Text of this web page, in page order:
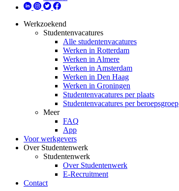
Werkzoekend
Studentenvacatures
Alle studentenvacatures
Werken in Rotterdam
Werken in Almere
Werken in Amsterdam
Werken in Den Haag
Werken in Groningen
Studentenvacatures per plaats
Studentenvacatures per beroepsgroep
Meer
FAQ
App
Voor werkgevers
Over Studentenwerk
Studentenwerk
Over Studentenwerk
E-Recruitment
Contact